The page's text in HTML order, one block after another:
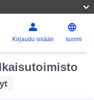
Kirjaudu sisään suomi